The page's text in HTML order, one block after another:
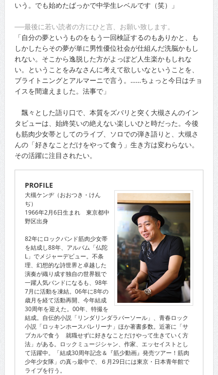
いう。でも始めたばっかで中学生レベルです（笑）」
──最後に若い読者の方にひと言、お願い致します。
「自分の夢というものをもう一回検証するのもありかと、も
しかしたらその夢が単に男性優位社会が仕組んだ洗脳かもし
れない。そこから逸脱した方がよっぽど人生楽かもしれな
い。ということをみなさんに考えて欲しいなということを、
ブライトニングとアルマーニで言う。……ちょっと今日はチョ
イスを間違えました。法事で」
飄々とした語り口で、本質をズバリと突く大槻さんのイン
タビューは、始終笑いの絶えない楽しいひと時だった。今後
も筋肉少女帯としてのライブ、ソロでの弾き語りと、大槻さ
んの「好きなことだけをやって食う」生き方は変わらない。
その活躍に注目されたい。
PROFILE
大槻ケンヂ（おおつき・けん
ぢ）
1966年2月6日生まれ 東京都中
野区出身
82年にロックバンド筋肉少女帯
を結成し88年、アルバム「仏陀
L」でメジャーデビュー。不条
理、幻想的な詩世界と卓越した
演奏が織り成す独自の世界観で
一躍人気バンドになるも、98年
7月に活動を凍結。06年に8年の
歳月を経て活動再開、今年結成
30周年を迎えた。00年、特撮を
結成。自伝的小説「リンダリンダラバーソール」、青春ロック
小説「ロッキンホースバレリーナ」ほか著書多数。近著に「サ
ブカルで食う 就職せずに好きなことだけやって生きていく方
法」がある。ロックミュージシャン、作家、エッセイストとし
て活躍中。「結成30周年記念＆『筋少動画』発売ツアー！筋肉
少年少女隊」の真っ最中で、６月29日には東京・日本青年館で
ライブを行う。